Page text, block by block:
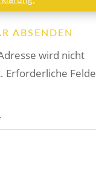
ABSENDEN
wird nicht
Erforderliche